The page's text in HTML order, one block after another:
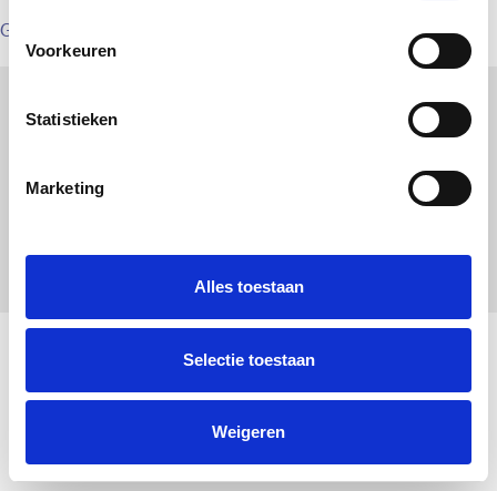
Voorkeuren
Statistieken
Marketing
Alles toestaan
Selectie toestaan
Weigeren
Geplaatst op